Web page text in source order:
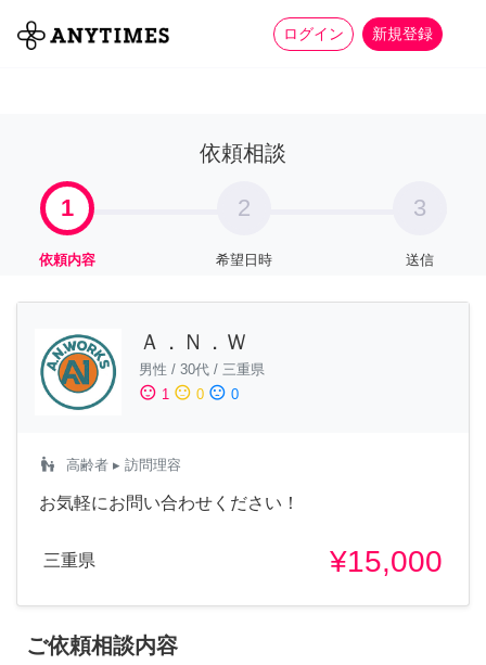
ログイン 新規登録
全て 家事 more_horiz
依頼相談
1
依頼内容
2
希望日時
3
送信
Ａ．Ｎ．Ｗ
男性 / 30代 / 三重県
sentiment_satisfied 1 sentiment_neutral 0 sentiment_dissatisfied 0
escalator_warning 高齢者 ▸ 訪問理容
お気軽にお問い合わせください！
三重県 ¥15,000
ご依頼相談内容